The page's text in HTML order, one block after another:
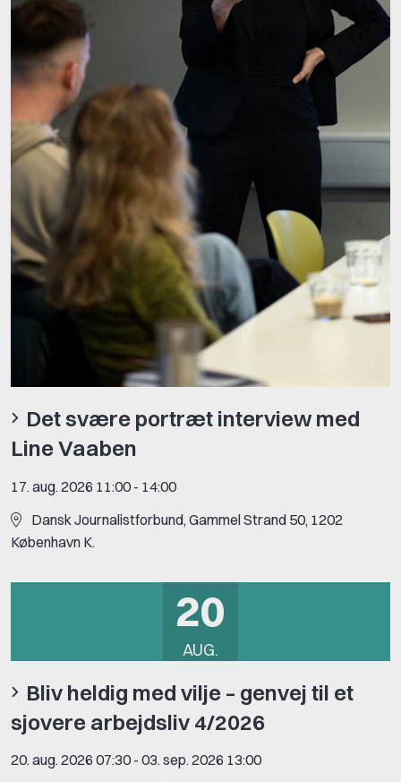
Det svære portræt interview med
Line Vaaben
17. aug. 2026 11:00 - 14:00
Dansk Journalistforbund, Gammel Strand 50, 1202
København K.
20
AUG.
Bliv heldig med vilje – genvej til et
sjovere arbejdsliv 4/2026
20. aug. 2026 07:30 - 03. sep. 2026 13:00